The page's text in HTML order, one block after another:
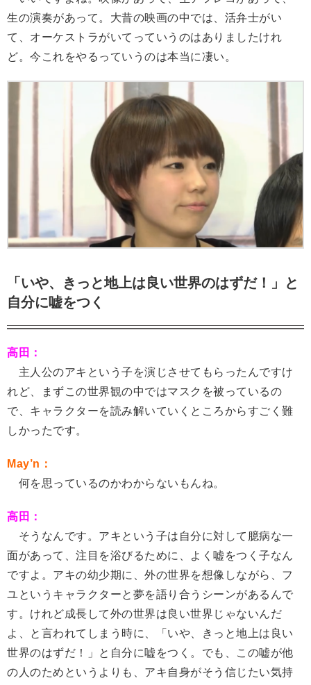
生の演奏があって。大昔の映画の中では、活弁士がい
て、オーケストラがいてっていうのはありましたけれ
ど。今これをやるっていうのは本当に凄い。
「いや、きっと地上は良い世界のはずだ！」と
自分に嘘をつく
高田：
主人公のアキという子を演じさせてもらったんですけ
れど、まずこの世界観の中ではマスクを被っているの
で、キャラクターを読み解いていくところからすごく難
しかったです。
May’n：
何を思っているのかわからないもんね。
高田：
そうなんです。アキという子は自分に対して臆病な一
面があって、注目を浴びるために、よく嘘をつく子なん
ですよ。アキの幼少期に、 外の世界を想像しながら、フ
ユというキャラクターと夢を語り合うシーンがあるんで
す。けれど成長して外の世界は良い世界じゃないんだ
よ、と言われてしまう時に、「いや、きっと地上は良い
世界のはずだ！」と自分に嘘をつく。でも、この嘘が他
の人のためというよりも、アキ自身がそう信じたい気持